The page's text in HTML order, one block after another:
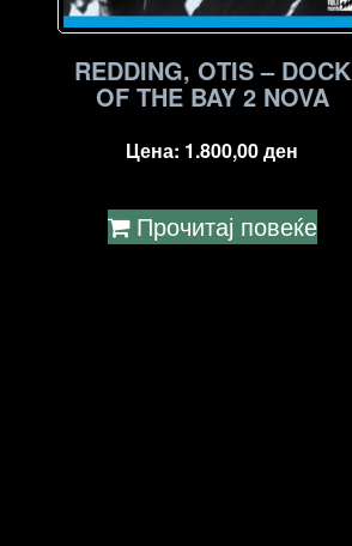
REDDING, OTIS – DOCK
OF THE BAY 2 NOVA
Цена: 1.800,00ден
Прочитај повеќе